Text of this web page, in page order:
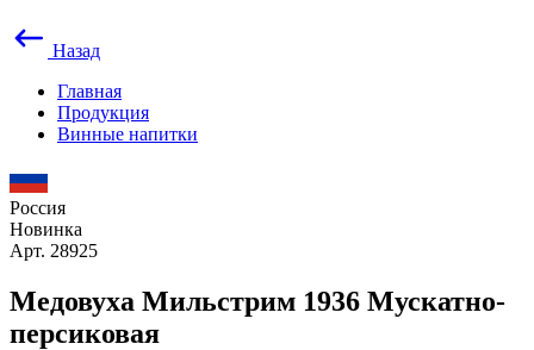
Назад
Главная
Продукция
Винные напитки
Россия
Новинка
Арт. 28925
Медовуха Мильстрим 1936 Мускатно-
персиковая